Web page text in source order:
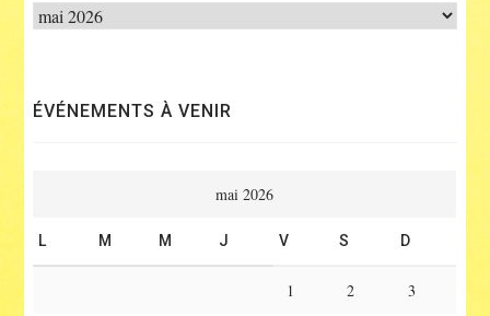
Archives
ÉVÉNEMENTS À VENIR
mai 2026
L M M J V S D
1 2 3